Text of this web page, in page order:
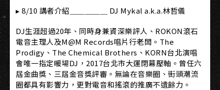
▸ 8/10 講者介紹＿＿＿＿＿ DJ Mykal a.k.a.林哲儀
DJ生涯超過20年、同時身兼資深樂評人、ROKON滾石
電音主理人及M@M Records唱片行老闆。The
Prodigy、The Chemical Brothers、KORN台北演唱
會唯一指定暖場DJ，2017台北市大運閉幕壓軸。曾任六
屆金曲獎、三屆金音獎評審。無論在音樂圈、街頭潮流
圈都具有影響力，更對電音和搖滾的推廣不遺餘力。